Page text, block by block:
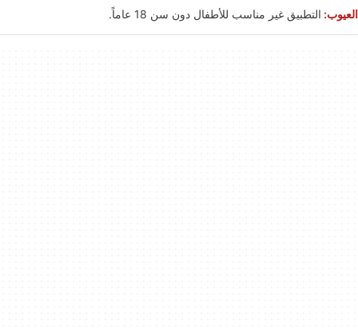
العيوب: التطبيق غير مناسب للأطفال دون سن 18 عاماً.